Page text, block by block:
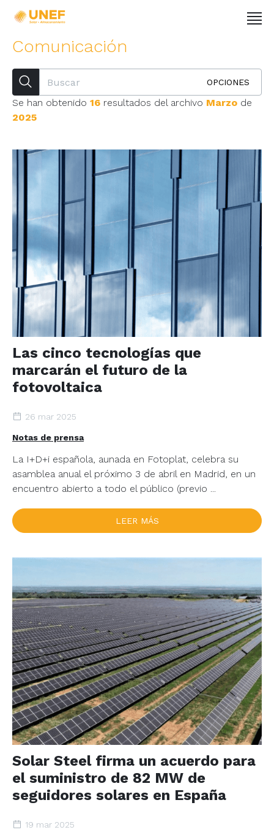
Comunicación
OPCIONES
Se han obtenido 16 resultados del archivo Marzo de
2025
Las cinco tecnologías que
marcarán el futuro de la
fotovoltaica
26 mar 2025
Notas de prensa
La I+D+i española, aunada en Fotoplat, celebra su
asamblea anual el próximo 3 de abril en Madrid, en un
encuentro abierto a todo el público (previo ...
LEER MÁS
Solar Steel firma un acuerdo para
el suministro de 82 MW de
seguidores solares en España
19 mar 2025